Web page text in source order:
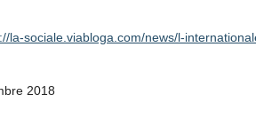
la-sociale.viabloga.com/news/l-
2018